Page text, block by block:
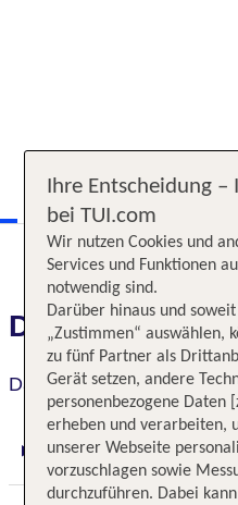
Das erwartet
Days Inn by Wyndham
Digitaler und
Ihre Entscheidung –
bei TUI.com
Wir nutzen Cookies und
Services und Funktionen
notwendig sind.
Darüber hinaus und
„Zustimmen“ auswählen,
zu fünf Partner als
Gerät setzen, andere
personenbezogene Daten
erheben und verarbeiten,
unserer Webseite
vorzuschlagen sowie
durchzuführen. Dabei